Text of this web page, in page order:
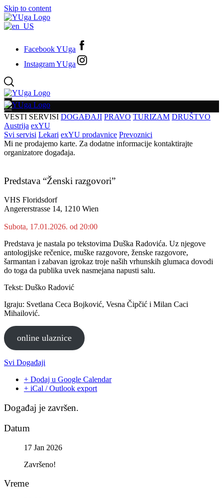
Skip to content
Facebook YUga
Instagram YUga
VESTI SERVISI DOGAĐAJI PRAVO TURIZAM DRUŠTVO
Austrija exYU
Svi servisi Lekari exYU prodavnice Prevoznici
Mi ne prodajemo karte. Za dodatne informacije kontaktirajte
organizatore događaja.
Predstava “Ženski razgovori”
VHS Floridsdorf
Angererstrasse 14, 1210 Wien
Subota, 17.01.2026. od 20:00
Predstava je nastala po tekstovima Duška Radovića. Uz njegove
antologijske rečenice, muške razgovore, ženske razgovore,
šarmantan i zabavan igrokaz troje naših vrhunskih glumaca dovodi
do toga da publika uvek nasmejana napusti salu.
Tekst: Duško Radović
Igraju: Svetlana Ceca Bojković, Vesna Čipčić i Milan Caci
Mihailović.
online ulaznice
Svi Događaji
+ Dodaj u Google Calendar
+ iCal / Outlook export
Događaj je završen.
Datum
17 Jan 2026
Završeno!
Vreme